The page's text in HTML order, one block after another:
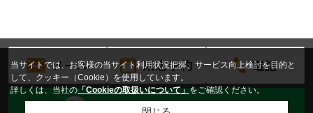
メール 来店予約 電話
トークからお問い合わせする
当サイトでは、お客様の当サイト利用状況把握、サービス向上検討を目的と
して、クッキー（Cookie）を使用しています。
詳しくは、当社の「Cookieの取扱いについて」をご確認ください。